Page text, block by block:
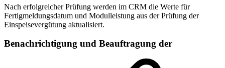
Nach erfolgreicher Prüfung werden im CRM die Werte für
Fertigmeldungsdatum und Modulleistung aus der Prüfung der
Einspeisevergütung aktualisiert.
Benachrichtigung und Beauftragung der